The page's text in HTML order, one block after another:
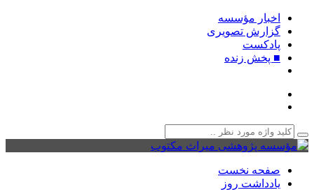
اخبار مؤسسه
گزارش تصویری
پادکست‌
■ پخش زنده
صفحه نخست
یادداشت روز